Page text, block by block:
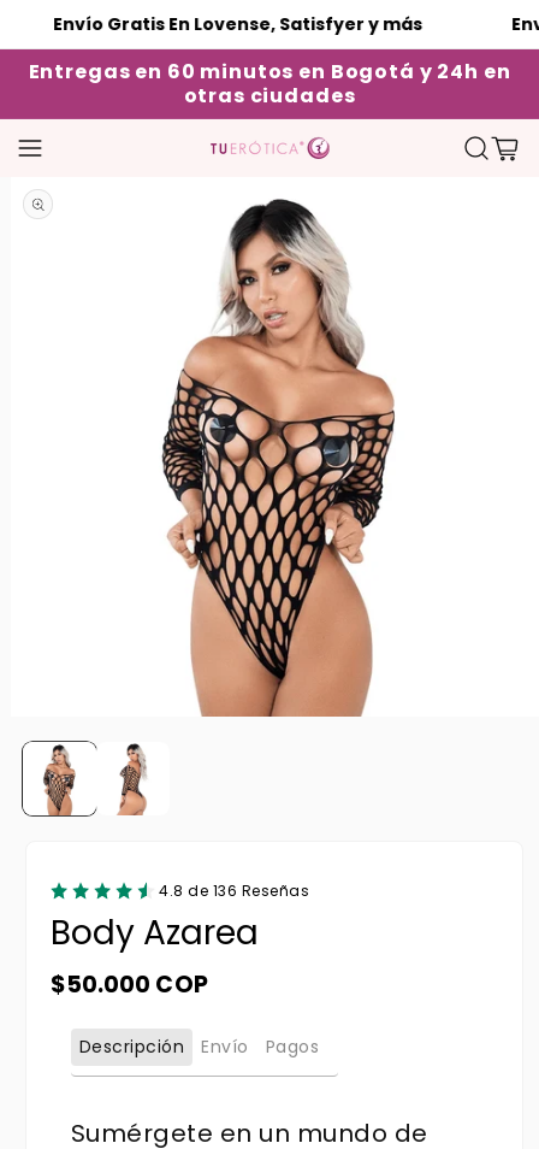
Gratis En Lovense, Satisfyer y más Envío
Entregas en 60 minutos en Bogotá y 24h en
otras ciudades
Carrito
4.8 de 136 Reseñas
Body Azarea
Precio habitual
$50.000 COP
Descripción Envío Pagos
Sumérgete en un mundo de